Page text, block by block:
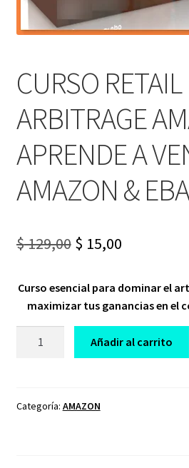
CURSO RETAIL
ARBITRAGE
APRENDE A
AMAZON &
$129,00 Original
was:
$ 15,00Current
is:
Curso esencial para dominar el
maximizar tus ganancias en el
APRENDE
Añadir al carrito
Categoría: AMAZON